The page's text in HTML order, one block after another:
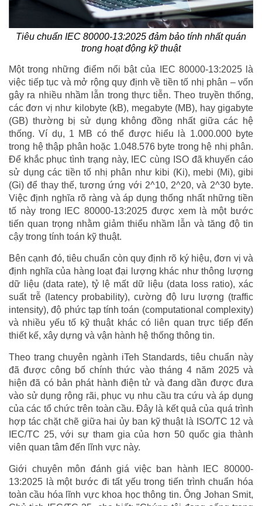
Tiêu chuẩn IEC 80000-13:2025 đảm bảo tính nhất quán
trong hoạt động kỹ thuật
Một trong những điểm nổi bật của IEC 80000-13:2025 là
việc tiếp tục và mở rộng quy định về tiền tố nhị phân – vốn
gây ra nhiều nhầm lẫn trong thực tiễn. Theo truyền thống,
các đơn vị như kilobyte (kB), megabyte (MB), hay gigabyte
(GB) thường bị sử dụng không đồng nhất giữa các hệ
thống. Ví dụ, 1 MB có thể được hiểu là 1.000.000 byte
trong hệ thập phân hoặc 1.048.576 byte trong hệ nhị phân.
Để khắc phục tình trạng này, IEC cùng ISO đã khuyến cáo
sử dụng các tiền tố nhị phân như kibi (Ki), mebi (Mi), gibi
(Gi) để thay thế, tương ứng với 2^10, 2^20, và 2^30 byte.
Việc định nghĩa rõ ràng và áp dụng thống nhất những tiền
tố này trong IEC 80000-13:2025 được xem là một bước
tiến quan trọng nhằm giảm thiểu nhầm lẫn và tăng độ tin
cậy trong tính toán kỹ thuật.
Bên cạnh đó, tiêu chuẩn còn quy định rõ ký hiệu, đơn vị và
định nghĩa của hàng loạt đại lượng khác như thông lượng
dữ liệu (data rate), tỷ lệ mất dữ liệu (data loss ratio), xác
suất trễ (latency probability), cường độ lưu lượng (traffic
intensity), độ phức tạp tính toán (computational complexity)
và nhiều yếu tố kỹ thuật khác có liên quan trực tiếp đến
thiết kế, xây dựng và vận hành hệ thống thông tin.
Theo trang chuyên ngành iTeh Standards, tiêu chuẩn này
đã được công bố chính thức vào tháng 4 năm 2025 và
hiện đã có bản phát hành điện tử và đang dần được đưa
vào sử dụng rộng rãi, phục vụ nhu cầu tra cứu và áp dụng
của các tổ chức trên toàn cầu. Đây là kết quả của quá trình
hợp tác chặt chẽ giữa hai ủy ban kỹ thuật là ISO/TC 12 và
IEC/TC 25, với sự tham gia của hơn 50 quốc gia thành
viên quan tâm đến lĩnh vực này.
Giới chuyên môn đánh giá việc ban hành IEC 80000-
13:2025 là một bước đi tất yếu trong tiến trình chuẩn hóa
toàn cầu hóa lĩnh vực khoa học thông tin. Ông Johan Smit,